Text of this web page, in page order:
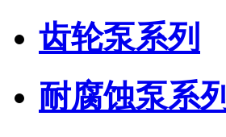
齿轮泵系列
耐腐蚀泵系列